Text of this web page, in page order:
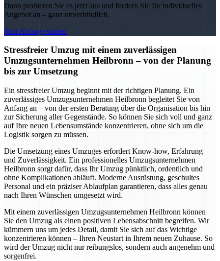
Dann probieren Sie es jetzt aus und fordern Sie Ihr individuelles
Angebot an – ganz unverbindlich.
Jetzt Anfrage starten
Stressfreier Umzug mit einem zuverlässigen
Umzugsunternehmen Heilbronn – von der Planung
bis zur Umsetzung
Ein stressfreier Umzug beginnt mit der richtigen Planung. Ein
zuverlässiges Umzugsunternehmen Heilbronn begleitet Sie von
Anfang an – von der ersten Beratung über die Organisation bis hin
zur Sicherung aller Gegenstände. So können Sie sich voll und ganz
auf Ihre neuen Lebensumstände konzentrieren, ohne sich um die
Logistik sorgen zu müssen.
Die Umsetzung eines Umzuges erfordert Know-how, Erfahrung
und Zuverlässigkeit. Ein professionelles Umzugsunternehmen
Heilbronn sorgt dafür, dass Ihr Umzug pünktlich, ordentlich und
ohne Komplikationen abläuft. Moderne Ausrüstung, geschultes
Personal und ein präziser Ablaufplan garantieren, dass alles genau
nach Ihren Wünschen umgesetzt wird.
Mit einem zuverlässigen Umzugsunternehmen Heilbronn können
Sie den Umzug als einen positiven Lebensabschnitt begreifen. Wir
kümmern uns um jedes Detail, damit Sie sich auf das Wichtige
konzentrieren können – Ihren Neustart in Ihrem neuen Zuhause. So
wird der Umzug nicht nur reibungslos, sondern auch angenehm und
sorgenfrei.